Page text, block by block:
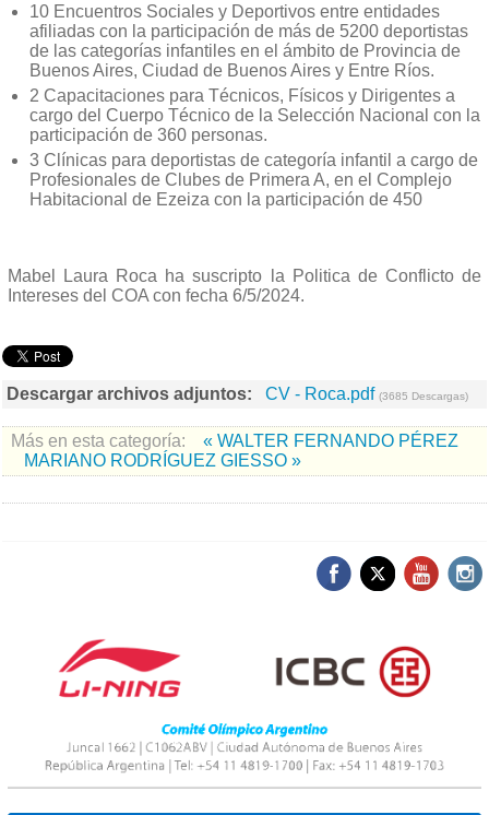
10 Encuentros Sociales y Deportivos entre entidades
afiliadas con la participación de más de 5200 deportistas
de las categorías infantiles en el ámbito de Provincia de
Buenos Aires, Ciudad de Buenos Aires y Entre Ríos.
2 Capacitaciones para Técnicos, Físicos y Dirigentes a
cargo del Cuerpo Técnico de la Selección Nacional con la
participación de 360 personas.
3 Clínicas para deportistas de categoría infantil a cargo de
Profesionales de Clubes de Primera A, en el Complejo
Habitacional de Ezeiza con la participación de 450
Mabel Laura Roca ha suscripto la Politica de Conflicto de
Intereses del COA con fecha 6/5/2024.
Descargar archivos adjuntos: CV - Roca.pdf (3685 Descargas)
Más en esta categoría:
« WALTER FERNANDO PÉREZ
MARIANO RODRÍGUEZ GIESSO »